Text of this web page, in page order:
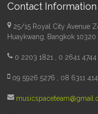
Contact Information
25/15 Royal City Avenue
Huaykwang, Bangkok 10320
0 2203 1821 , 0 2641 4744
09 5926 5276 , 08 6311